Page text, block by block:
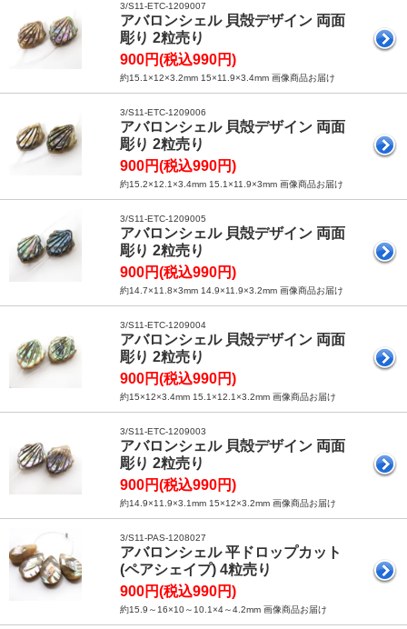
3/S11-ETC-1209007
アバロンシェル 貝殻デザイン 両面
彫り 2粒売り
900円(税込990円)
約15.1×12×3.2mm 15×11.9×3.4mm 画像商品お届け
3/S11-ETC-1209006
アバロンシェル 貝殻デザイン 両面
彫り 2粒売り
900円(税込990円)
約15.2×12.1×3.4mm 15.1×11.9×3mm 画像商品お届け
3/S11-ETC-1209005
アバロンシェル 貝殻デザイン 両面
彫り 2粒売り
900円(税込990円)
約14.7×11.8×3mm 14.9×11.9×3.2mm 画像商品お届け
3/S11-ETC-1209004
アバロンシェル 貝殻デザイン 両面
彫り 2粒売り
900円(税込990円)
約15×12×3.4mm 15.1×12.1×3.2mm 画像商品お届け
3/S11-ETC-1209003
アバロンシェル 貝殻デザイン 両面
彫り 2粒売り
900円(税込990円)
約14.9×11.9×3.1mm 15×12×3.2mm 画像商品お届け
3/S11-PAS-1208027
アバロンシェル 平ドロップカット
(ペアシェイプ) 4粒売り
900円(税込990円)
約15.9～16×10～10.1×4～4.2mm 画像商品お届け